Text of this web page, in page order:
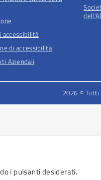
di accessibilità
Aziendali
2026 ©
i pulsanti desiderati.